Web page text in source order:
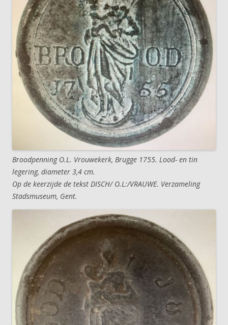
Broodpenning O.L. Vrouwekerk, Brugge 1755. Lood- en tin
legering, diameter 3,4 cm.
Op de keerzijde de tekst DISCH/ O.L:/VRAUWE. Verzameling
Stadsmuseum, Gent.